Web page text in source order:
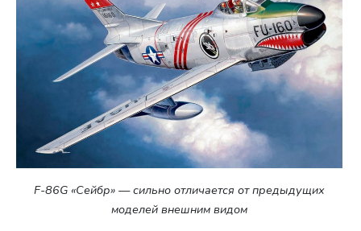
F-86G «Сейбр» — сильно отличается от предыдущих
моделей внешним видом